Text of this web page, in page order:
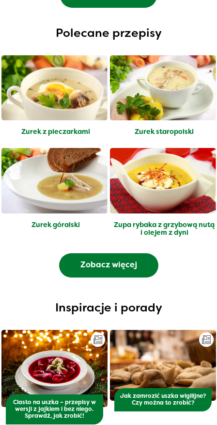
Polecane przepisy
Żurek z pieczarkami Żurek staropolski
Żurek góralski
Zupa rybaka z grzybową nutą
i olejem z dyni
Zobacz więcej
Inspiracje i porady
Ciasto na uszka – przepisy w
wersji z jajkiem i bez niego.
Sprawdź, jak zrobić!
Jak zamrozić uszka wigilijne?
Czy można to zrobić?